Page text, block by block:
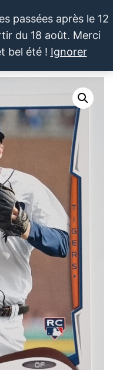
passées après le 12
du 18 août. Merci
bel été ! Ignorer